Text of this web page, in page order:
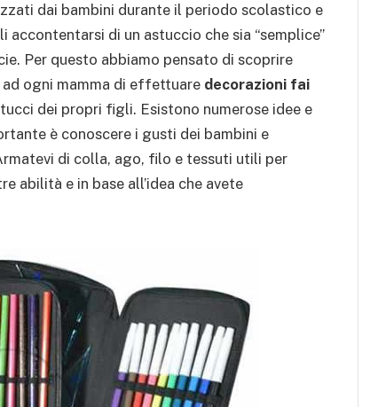
dai bambini durante il periodo scolastico e
di un astuccio che sia “semplice”
Per questo abbiamo pensato di scoprire
ogni mamma di effettuare decorazioni fai
dei propri figli. Esistono numerose idee e
è conoscere i gusti dei bambini e
di colla, ago, filo e tessuti utili per
abilità e in base all’idea che avete